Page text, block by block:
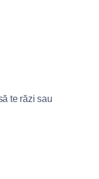
te răzi sau